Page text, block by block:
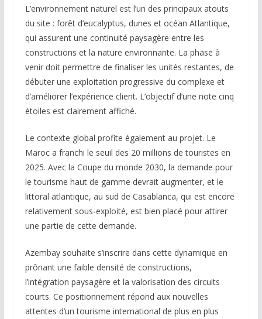
L’environnement naturel est l’un des principaux atouts
du site : forêt d’eucalyptus, dunes et océan Atlantique,
qui assurent une continuité paysagère entre les
constructions et la nature environnante. La phase à
venir doit permettre de finaliser les unités restantes, de
débuter une exploitation progressive du complexe et
d’améliorer l’expérience client. L’objectif d’une note cinq
étoiles est clairement affiché.
Le contexte global profite également au projet. Le
Maroc a franchi le seuil des 20 millions de touristes en
2025. Avec la Coupe du monde 2030, la demande pour
le tourisme haut de gamme devrait augmenter, et le
littoral atlantique, au sud de Casablanca, qui est encore
relativement sous-exploité, est bien placé pour attirer
une partie de cette demande.
Azembay souhaite s’inscrire dans cette dynamique en
prônant une faible densité de constructions,
l’intégration paysagère et la valorisation des circuits
courts. Ce positionnement répond aux nouvelles
attentes d’un tourisme international de plus en plus